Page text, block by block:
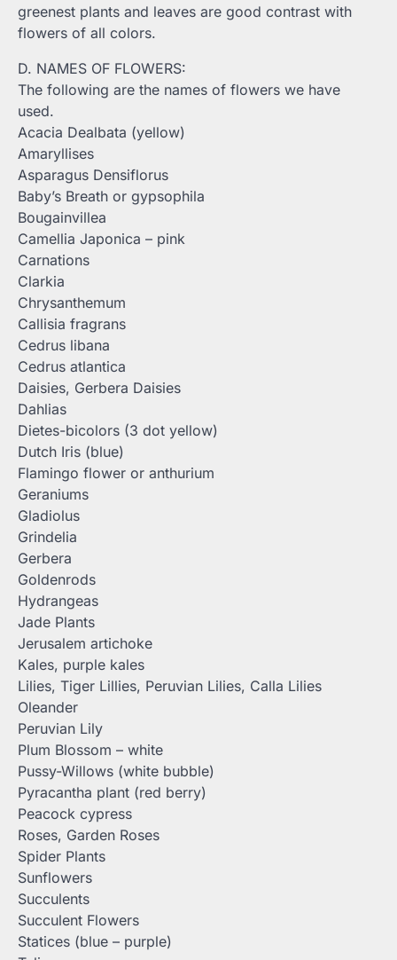
greenest plants and leaves are good contrast with
flowers of all colors.
D. NAMES OF FLOWERS:
The following are the names of flowers we have
used.
Acacia Dealbata (yellow)
Amaryllises
Asparagus Densiflorus
Baby’s Breath or gypsophila
Bougainvillea
Camellia Japonica – pink
Carnations
Clarkia
Chrysanthemum
Callisia fragrans
Cedrus libana
Cedrus atlantica
Daisies, Gerbera Daisies
Dahlias
Dietes-bicolors (3 dot yellow)
Dutch Iris (blue)
Flamingo flower or anthurium
Geraniums
Gladiolus
Grindelia
Gerbera
Goldenrods
Hydrangeas
Jade Plants
Jerusalem artichoke
Kales, purple kales
Lilies, Tiger Lillies, Peruvian Lilies, Calla Lilies
Oleander
Peruvian Lily
Plum Blossom – white
Pussy-Willows (white bubble)
Pyracantha plant (red berry)
Peacock cypress
Roses, Garden Roses
Spider Plants
Sunflowers
Succulents
Succulent Flowers
Statices (blue – purple)